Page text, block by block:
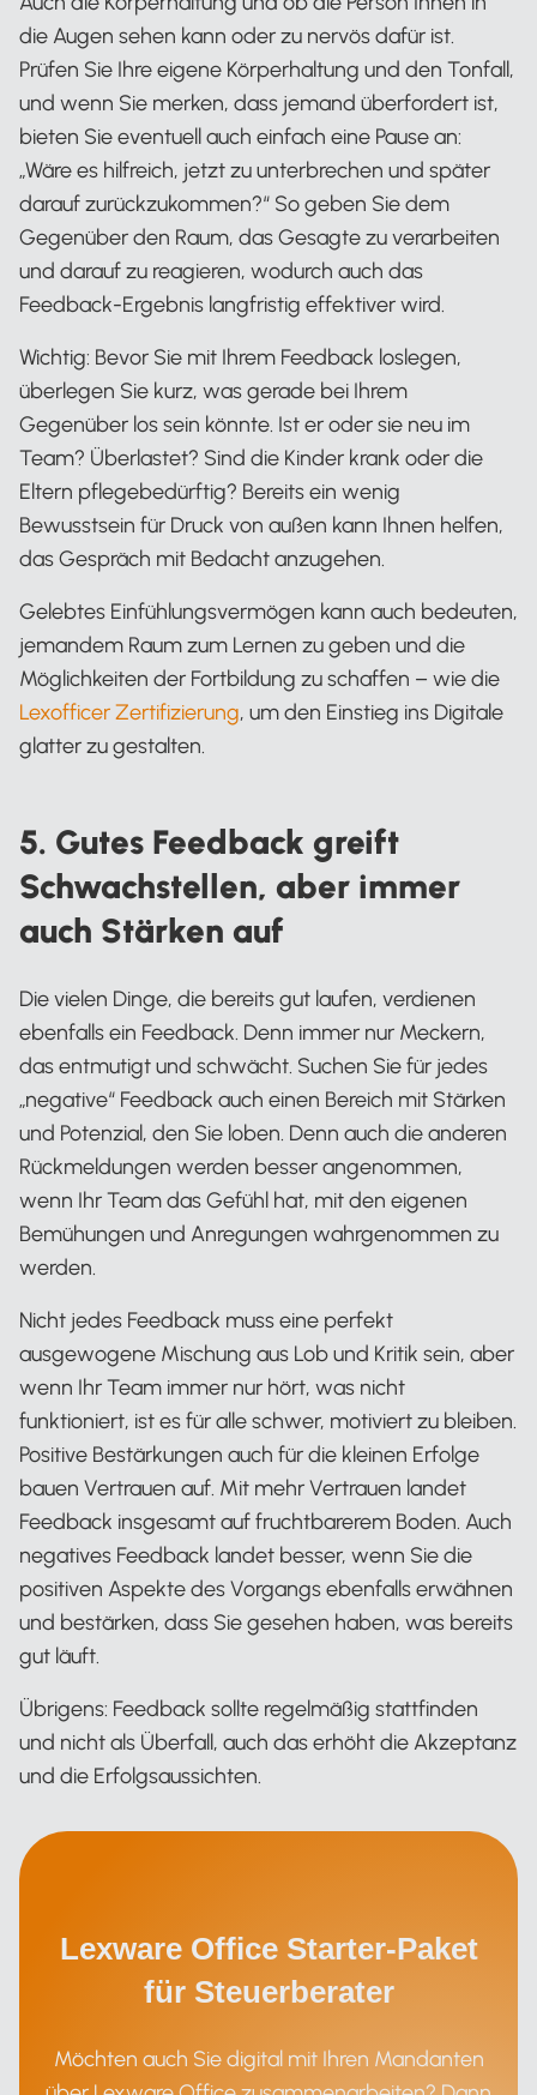
die Augen sehen kann oder zu nervös dafür ist.
Prüfen Sie Ihre eigene Körperhaltung und den Tonfall,
und wenn Sie merken, dass jemand überfordert ist,
bieten Sie eventuell auch einfach eine Pause an:
„Wäre es hilfreich, jetzt zu unterbrechen und später
darauf zurückzukommen?“ So geben Sie dem
Gegenüber den Raum, das Gesagte zu verarbeiten
und darauf zu reagieren, wodurch auch das
Feedback-Ergebnis langfristig effektiver wird.
Wichtig: Bevor Sie mit Ihrem Feedback loslegen,
überlegen Sie kurz, was gerade bei Ihrem
Gegenüber los sein könnte. Ist er oder sie neu im
Team? Überlastet? Sind die Kinder krank oder die
Eltern pflegebedürftig? Bereits ein wenig
Bewusstsein für Druck von außen kann Ihnen helfen,
das Gespräch mit Bedacht anzugehen.
Gelebtes Einfühlungsvermögen kann auch bedeuten,
jemandem Raum zum Lernen zu geben und die
Möglichkeiten der Fortbildung zu schaffen – wie die
Lexofficer Zertifizierung, um den Einstieg ins Digitale
glatter zu gestalten.
5. Gutes Feedback greift
Schwachstellen, aber immer
auch Stärken auf
Die vielen Dinge, die bereits gut laufen, verdienen
ebenfalls ein Feedback. Denn immer nur Meckern,
das entmutigt und schwächt. Suchen Sie für jedes
„negative“ Feedback auch einen Bereich mit Stärken
und Potenzial, den Sie loben. Denn auch die anderen
Rückmeldungen werden besser angenommen,
wenn Ihr Team das Gefühl hat, mit den eigenen
Bemühungen und Anregungen wahrgenommen zu
werden.
Nicht jedes Feedback muss eine perfekt
ausgewogene Mischung aus Lob und Kritik sein, aber
wenn Ihr Team immer nur hört, was nicht
funktioniert, ist es für alle schwer, motiviert zu bleiben.
Positive Bestärkungen auch für die kleinen Erfolge
bauen Vertrauen auf. Mit mehr Vertrauen landet
Feedback insgesamt auf fruchtbarerem Boden. Auch
negatives Feedback landet besser, wenn Sie die
positiven Aspekte des Vorgangs ebenfalls erwähnen
und bestärken, dass Sie gesehen haben, was bereits
gut läuft.
Übrigens: Feedback sollte regelmäßig stattfinden
und nicht als Überfall, auch das erhöht die Akzeptanz
und die Erfolgsaussichten.
Lexware Office Starter-Paket
für Steuerberater
Möchten auch Sie digital mit Ihren Mandanten